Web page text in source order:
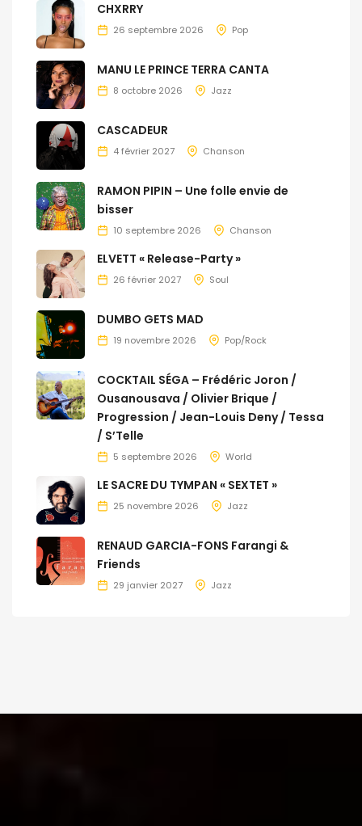
CHXRRY
26 septembre 2026 Pop
MANU LE PRINCE TERRA CANTA
8 octobre 2026 Jazz
CASCADEUR
4 février 2027 Chanson
RAMON PIPIN – Une folle envie de
bisser
10 septembre 2026 Chanson
ELVETT « Release-Party »
26 février 2027 Soul
DUMBO GETS MAD
19 novembre 2026 Pop/Rock
COCKTAIL SÉGA – Frédéric Joron /
Ousanousava / Olivier Brique /
Progression / Jean-Louis Deny / Tessa
/ S’Telle
5 septembre 2026 World
LE SACRE DU TYMPAN « SEXTET »
25 novembre 2026 Jazz
RENAUD GARCIA-FONS Farangi &
Friends
29 janvier 2027 Jazz